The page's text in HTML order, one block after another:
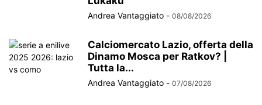
Andrea Vantaggiato - 08/08/2026
Calciomercato Lazio, offerta della
Dinamo Mosca per Ratkov? |
Tutta la...
Andrea Vantaggiato - 07/08/2026